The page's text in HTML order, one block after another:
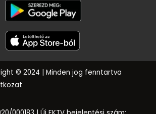
© 2024 | Minden jog fenntartva